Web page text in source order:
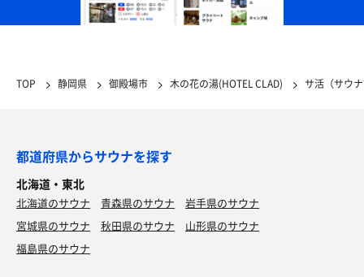
TOP 静岡県 御殿場市 木の花の湯(HOTEL CLAD) サ活（サウ
都道府県からサウナを探す
北海道・東北
北海道のサウナ 青森県のサウナ
岩手県のサウナ
宮城県のサウナ
秋田県のサウナ
山形県のサウナ
福島県のサウナ